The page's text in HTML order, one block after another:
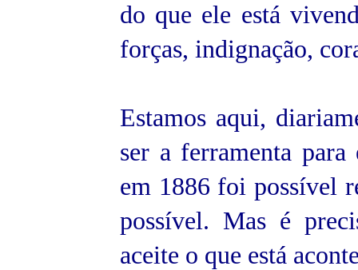
do que ele está
forças, indignação,
Estamos aqui,
ser a ferramenta para
em 1886 foi possível
possível. Mas é
aceite o que está